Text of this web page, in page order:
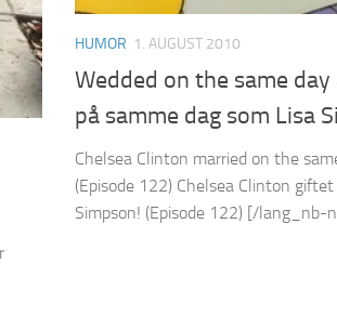
HUMOR 1. AUGUST 2010
Wedded on the same
på samme dag som Lisa
Chelsea Clinton married on the
(Episode 122) Chelsea Clinton
Simpson! (Episode 122) [/lang_nb-